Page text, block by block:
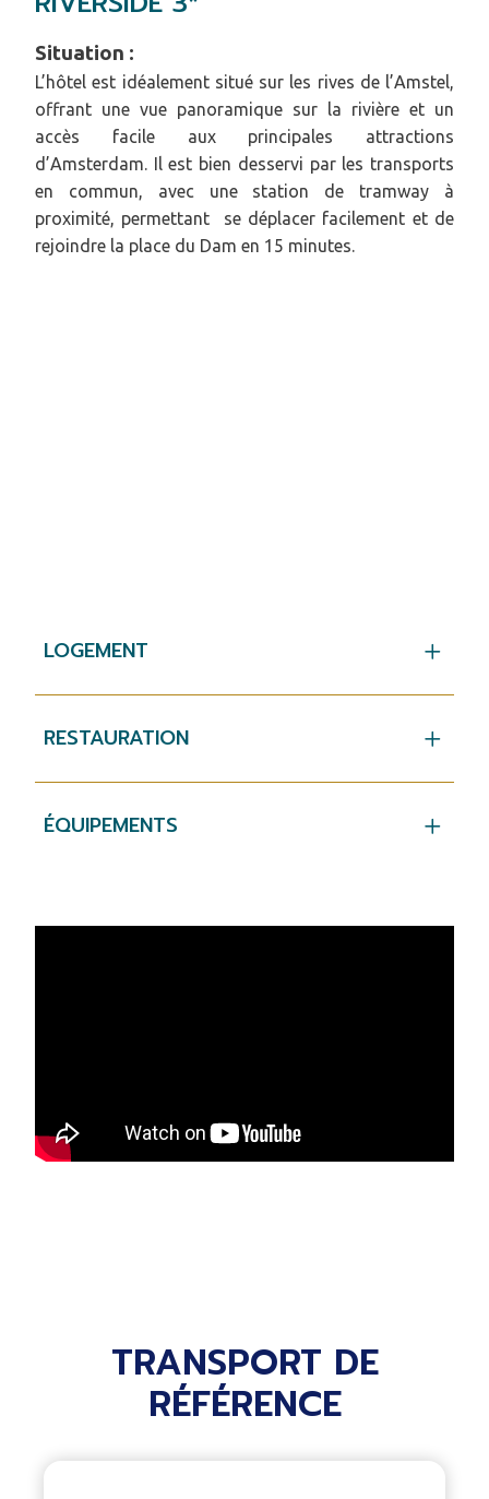
Situation :
L’hôtel est idéalement situé sur les rives de l’Amstel,
offrant une vue panoramique sur la rivière et un
accès facile aux principales attractions
d’Amsterdam. Il est bien desservi par les transports
en commun, avec une station de tramway à
proximité, permettant se déplacer facilement et de
rejoindre la place du Dam en 15 minutes.
LOGEMENT
RESTAURATION
ÉQUIPEMENTS
TRANSPORT DE
RÉFÉRENCE